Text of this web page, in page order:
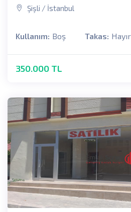
Şişli / İstanbul
Kullanım: Boş Takas: Hayır
350.000 TL